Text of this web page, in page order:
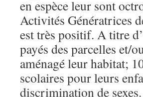
en espèce leur sont
Activités Génératrices
est très positif. A titre
payés des parcelles et/
aménagé leur habitat;
scolaires pour leurs
discrimination de sexes.